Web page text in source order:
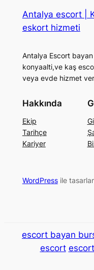
Antalya escort |
eskort hizmeti
Antalya Escort
konyaalti,ve kaş
veya evde hizmet
Hakkında
Ekip
Tarihçe
Kariyer
WordPressile
escort bayan
escort